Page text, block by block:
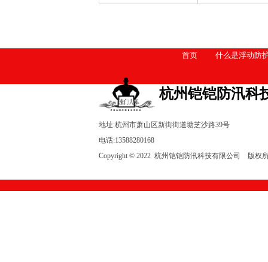
杭州铠铠防汛
首页 什么是浮动防
地址:杭州市萧山区新街街道塘芝沙路39号
电话:13588280168
Copyright © 2022  杭州铠铠防汛科技有限公司    版权